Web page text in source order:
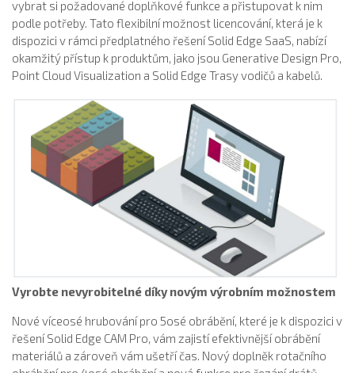
vybrat si požadované doplňkové funkce a přistupovat k nim
podle potřeby. Tato flexibilní možnost licencování, která je k
dispozici v rámci předplatného řešení Solid Edge SaaS, nabízí
okamžitý přístup k produktům, jako jsou Generative Design Pro,
Point Cloud Visualization a Solid Edge Trasy vodičů a kabelů.
Vyrobte nevyrobitelné díky novým výrobním možnostem
Nové víceosé hrubování pro 5osé obrábění, které je k dispozici v
řešení Solid Edge CAM Pro, vám zajistí efektivnější obrábění
materiálů a zároveň vám ušetří čas. Nový doplněk rotačního